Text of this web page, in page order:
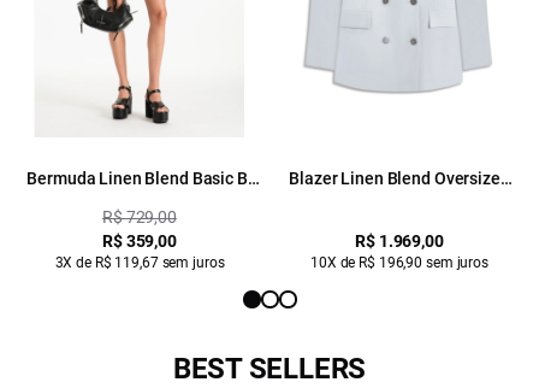
Bermuda Linen Blend Basic B.
R$ 729,00
R$ 359,00
3X de R$ 119,67 sem juros
Blazer Linen Blend Oversized
R$ 1.969,00
10X de R$ 196,90 sem juros
BEST SELLERS